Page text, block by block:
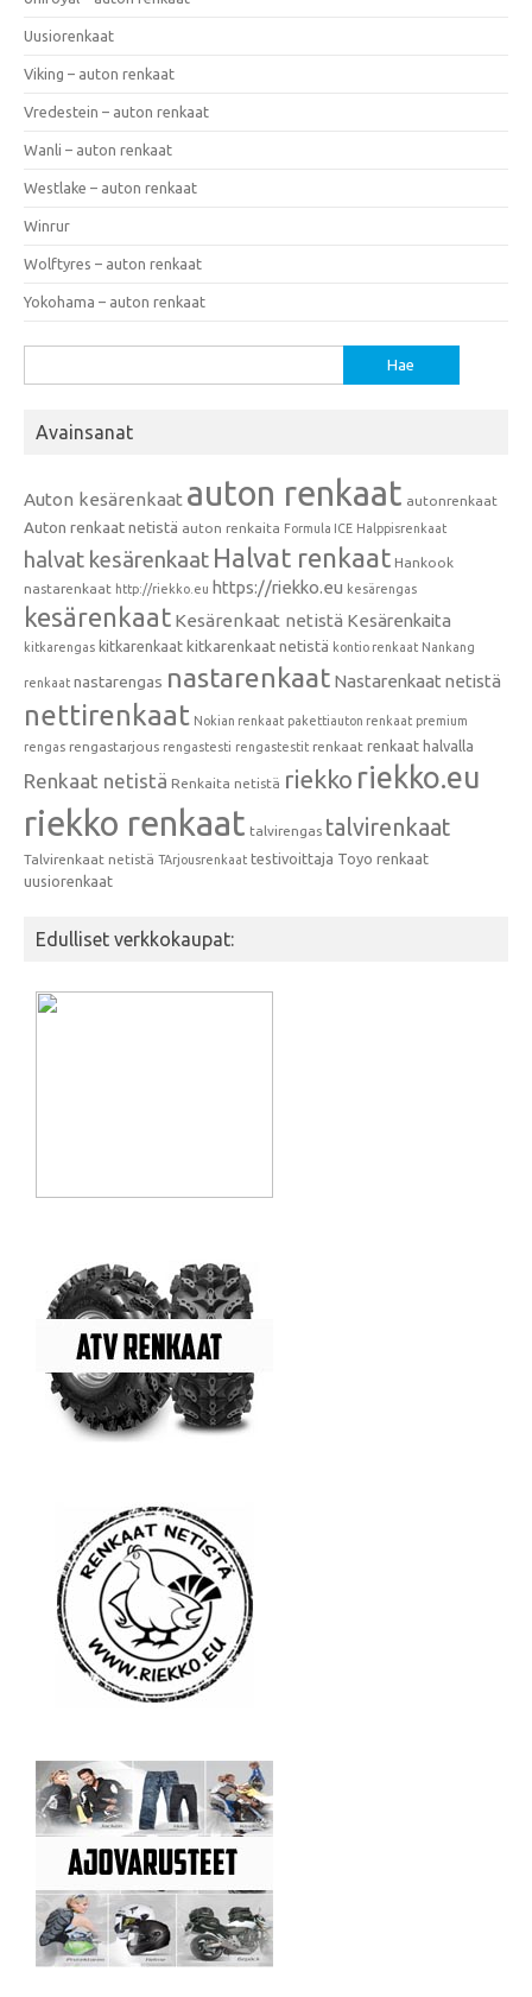
Uusiorenkaat
Viking – auton renkaat
Vredestein – auton renkaat
Wanli – auton renkaat
Westlake – auton renkaat
Winrur
Wolftyres – auton renkaat
Yokohama – auton renkaat
Avainsanat
Auton kesärenkaat auton renkaat autonrenkaat
Auton renkaat netistä auton renkaita Formula ICE Halppisrenkaat
halvat kesärenkaat Halvat renkaat Hankook
nastarenkaat http://riekko.eu https://riekko.eu kesärengas
kesärenkaat Kesärenkaat netistä Kesärenkaita
kitkarengas kitkarenkaat kitkarenkaat netistä kontio renkaat Nankang
renkaat nastarengas nastarenkaat Nastarenkaat netistä
nettirenkaat Nokian renkaat pakettiauton renkaat premium
rengas rengastarjous rengastesti rengastestit renkaat renkaat halvalla
Renkaat netistä Renkaita netistä riekko riekko.eu
riekko renkaat talvirengas talvirenkaat
Talvirenkaat netistä TArjousrenkaat testivoittaja Toyo renkaat
uusiorenkaat
Edulliset verkkokaupat: